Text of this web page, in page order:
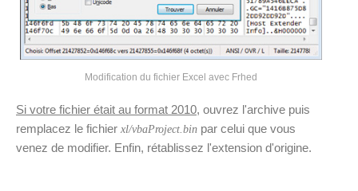
Modification du fichier Excel avec Frhed
Si votre fichier était au format 2010, ouvrez l'archive puis
remplacez le fichier xl/vbaProject.bin par celui que vous
venez de modifier. Enfin, rétablissez l'extension d'origine.